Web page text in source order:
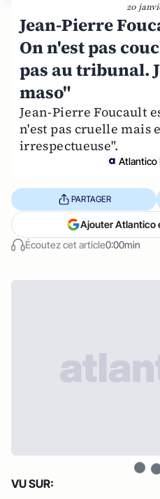
20
Jean-Pierre
On n'est pas
pas au tribunal.
maso"
Jean-Pierre Foucault
n'est pas cruelle mais
irrespectueuse".
Atlantico
Écoutez cet article0:00min
PARTAGER
Ajouter Atlantico
VU SUR: